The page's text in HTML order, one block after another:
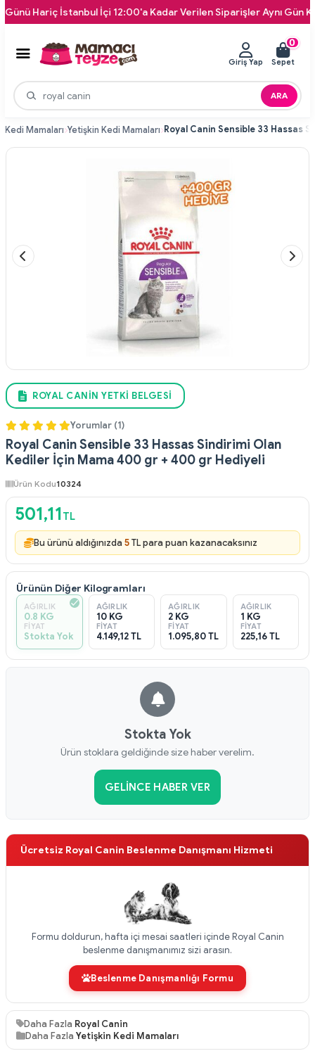
İstanbul İçi 12:00'a Kadar Verilen Siparişler Aynı Gün Kapınıza
ARA
Giriş Yap
0
Sepet
Kedi Mamaları Yetişkin Kedi Mamaları
ROYAL CANIN YETKI BELGESI
Yorumlar (1)
Royal Canin Sensible 33 Hassas Sindirimi Olan
Kediler İçin Mama 400 gr + 400 gr Hediyeli
Ürün Kodu10324
501,11TL
Bu ürünü aldığınızda 5TL para puan kazanacaksınız
Ürünün Diğer Kilogramları
AĞIRLIK
0.8 KG
FIYAT
Stokta Yok
AĞIRLIK
10 KG
FIYAT
4.149,12 TL
AĞIRLIK
2 KG
FIYAT
1.095,80 TL
AĞIRLIK
1 KG
FIYAT
225,16 TL
Stokta Yok
Ürün stoklara geldiğinde size haber verelim.
GELINCE HABER VER
Ücretsiz Royal Canin Beslenme Danışmanı Hizmeti
Formu doldurun, hafta içi mesai saatleri içinde Royal Canin
beslenme danışmanımız sizi arasın.
Beslenme Danışmanlığı Formu
Daha Fazla Royal Canin
Daha Fazla Yetişkin Kedi Mamaları